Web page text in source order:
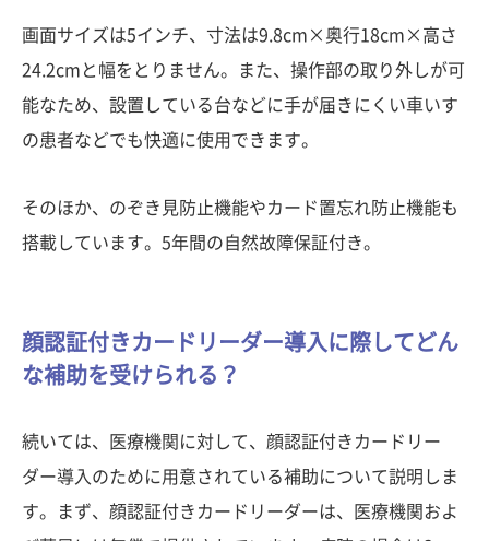
画面サイズは5インチ、寸法は9.8cm×奥行18cm×高さ
24.2cmと幅をとりません。また、操作部の取り外しが可
能なため、設置している台などに手が届きにくい車いす
の患者などでも快適に使用できます。
そのほか、のぞき見防止機能やカード置忘れ防止機能も
搭載しています。5年間の自然故障保証付き。
顔認証付きカードリーダー導入に際してどん
な補助を受けられる？
続いては、医療機関に対して、顔認証付きカードリー
ダー導入のために用意されている補助について説明しま
す。まず、顔認証付きカードリーダーは、医療機関およ